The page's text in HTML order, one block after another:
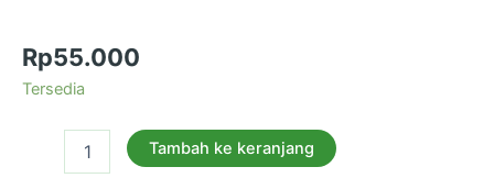
Rp55.000
Tersedia
Tambah ke keranjang